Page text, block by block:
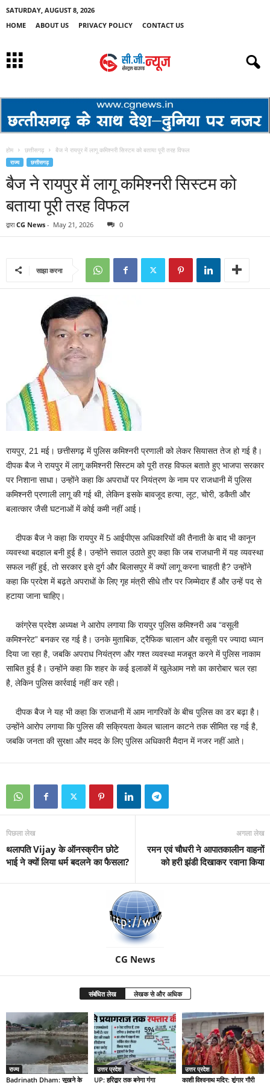
SATURDAY, AUGUST 8, 2026
HOME
ABOUT US PRIVACY POLICY CONTACT US
होम छत्तीसगढ़ बैज ने रायपुर में लागू कमिश्नरी सिस्टम को बताया पूरी तरह विफल
राज्य छत्तीसगढ़
बैज ने रायपुर में लागू कमिश्नरी सिस्टम को
बताया पूरी तरह विफल
द्वारा CG News - May 21, 2026 0
साझा करना
रायपुर, 21 मई। छत्तीसगढ़ में पुलिस कमिश्नरी प्रणाली को लेकर सियासत तेज हो गई है।
दीपक बैज ने रायपुर में लागू कमिश्नरी सिस्टम को पूरी तरह विफल बताते हुए भाजपा सरकार
पर निशाना साधा। उन्होंने कहा कि अपराधों पर नियंत्रण के नाम पर राजधानी में पुलिस
कमिश्नरी प्रणाली लागू की गई थी, लेकिन इसके बावजूद हत्या, लूट, चोरी, डकैती और
बलात्कार जैसी घटनाओं में कोई कमी नहीं आई।
दीपक बैज ने कहा कि रायपुर में 5 आईपीएस अधिकारियों की तैनाती के बाद भी कानून
व्यवस्था बदहाल बनी हुई है। उन्होंने सवाल उठाते हुए कहा कि जब राजधानी में यह व्यवस्था
सफल नहीं हुई, तो सरकार इसे दुर्ग और बिलासपुर में क्यों लागू करना चाहती है? उन्होंने
कहा कि प्रदेश में बढ़ते अपराधों के लिए गृह मंत्री सीधे तौर पर जिम्मेदार हैं और उन्हें पद से
हटाया जाना चाहिए।
कांग्रेस प्रदेश अध्यक्ष ने आरोप लगाया कि रायपुर पुलिस कमिश्नरी अब “वसूली
कमिश्नरेट” बनकर रह गई है। उनके मुताबिक, ट्रैफिक चालान और वसूली पर ज्यादा ध्यान
दिया जा रहा है, जबकि अपराध नियंत्रण और गश्त व्यवस्था मजबूत करने में पुलिस नाकाम
साबित हुई है। उन्होंने कहा कि शहर के कई इलाकों में खुलेआम नशे का कारोबार चल रहा
है, लेकिन पुलिस कार्रवाई नहीं कर रही।
दीपक बैज ने यह भी कहा कि राजधानी में आम नागरिकों के बीच पुलिस का डर बढ़ा है।
उन्होंने आरोप लगाया कि पुलिस की सक्रियता केवल चालान काटने तक सीमित रह गई है,
जबकि जनता की सुरक्षा और मदद के लिए पुलिस अधिकारी मैदान में नजर नहीं आते।
पिछला लेख
थलापति Vijay के ऑनस्क्रीन छोटे
भाई ने क्यों लिया धर्म बदलने का फैसला?
अगला लेख
रमन एवं चौधरी ने आपातकालीन वाहनों
को हरी झंडी दिखाकर रवाना किया
CG News
संबंधित लेख लेखक से और अधिक
राज्य
Badrinath Dham: सूखने के
उत्तर प्रदेश
UP: हरिद्वार तक बनेगा गंगा
उत्तर प्रदेश
काशी विश्वनाथ मदिर: शृंगार गौरी